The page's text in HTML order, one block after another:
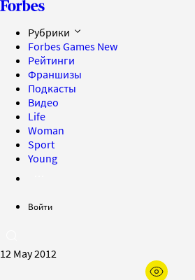
Рубрики
Forbes Games New
Рейтинги
Франшизы
Подкасты
Видео
Life
Woman
Sport
Young
Войти
12 May 2012